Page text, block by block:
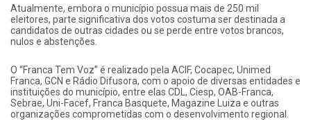
Atualmente, embora o município possua mais de 250 mil
eleitores, parte significativa dos votos costuma ser destinada a
candidatos de outras cidades ou se perde entre votos brancos,
nulos e abstenções.
O “Franca Tem Voz” é realizado pela ACIF, Cocapec, Unimed
Franca, GCN e Rádio Difusora, com o apoio de diversas entidades e
instituições do município, entre elas CDL, Ciesp, OAB-Franca,
Sebrae, Uni-Facef, Franca Basquete, Magazine Luiza e outras
organizações comprometidas com o desenvolvimento regional.